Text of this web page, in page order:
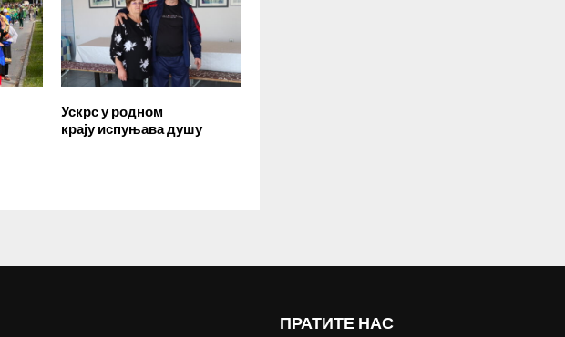
Ускрс у родном
крају испуњава душу
ПРАТИТЕ НАС